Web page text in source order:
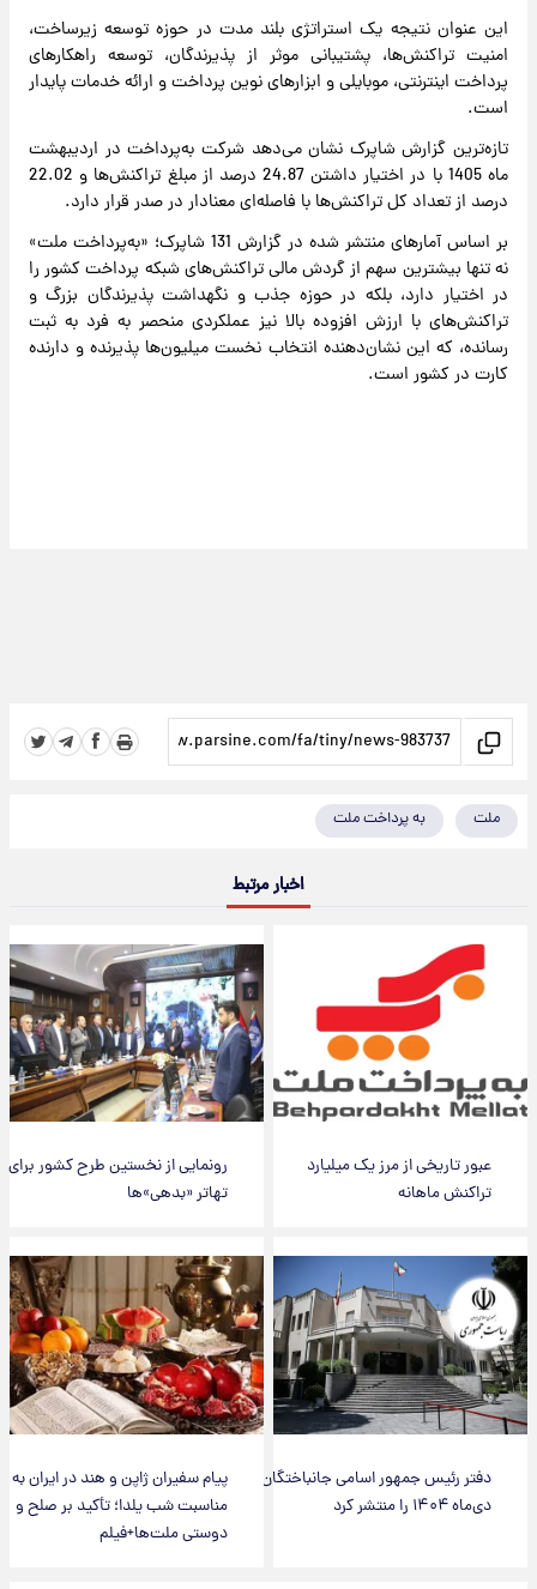
این عنوان نتیجه یک استراتژی بلند مدت در حوزه توسعه زیرساخت،
امنیت تراکنش‌ها، پشتیبانی موثر از پذیرندگان، توسعه راهکارهای
پرداخت اینترنتی، موبایلی و ابزارهای نوین پرداخت و ارائه خدمات پایدار
است.
تازه‌ترین گزارش شاپرک نشان می‌دهد شرکت به‌پرداخت در اردیبهشت
ماه 1405 با در اختیار داشتن 24.87 درصد از مبلغ تراکنش‌ها و 22.02
درصد از تعداد کل تراکنش‌ها با فاصله‌ای معنادار در صدر قرار دارد.
بر اساس آمارهای منتشر شده در گزارش 131 شاپرک؛ «به‌پرداخت ملت»
نه تنها بیشترین سهم از گردش مالی تراکنش‌های شبکه پرداخت کشور را
در اختیار دارد، بلکه در حوزه جذب و نگهداشت پذیرندگان بزرگ و
تراکنش‌های با ارزش افزوده بالا نیز عملکردی منحصر به فرد به ثبت
رسانده، که این نشان‌دهنده انتخاب نخست میلیون‌ها پذیرنده و دارنده
کارت در کشور است.
ملت به پرداخت ملت
اخبار مرتبط
عبور تاریخی از مرز یک میلیارد
تراکنش ماهانه
رونمایی از نخستین طرح کشور برای
تهاتر «بدهی»‌ها
دفتر رئیس جمهور اسامی جانباختگان
دی‌ماه ۱۴۰۴ را منتشر کرد
پیام سفیران ژاپن و هند در ایران به
مناسبت شب یلدا؛ تأکید بر صلح و
دوستی ملت‌ها+فیلم